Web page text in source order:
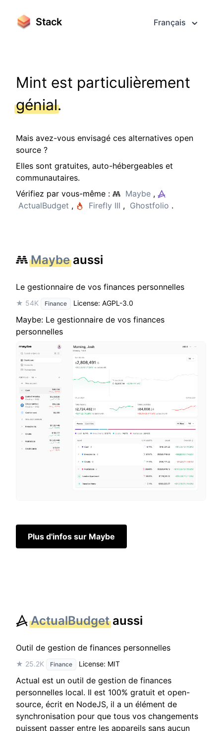
Stack Français
Mint est particulièrement
génial.
Mais avez-vous envisagé ces alternatives open
source ?
Elles sont gratuites, auto-hébergeables et
communautaires.
Vérifiez par vous-même :
Maybe ,
ActualBudget , Firefly III , Ghostfolio .
Maybeaussi
Le gestionnaire de vos finances personnelles
★ 54K Finance License: AGPL-3.0
Maybe: Le gestionnaire de vos finances
personnelles
Plus d'infos sur Maybe
ActualBudgetaussi
Outil de gestion de finances personnelles
★ 25.2K Finance License: MIT
Actual est un outil de gestion de finances
personnelles local. Il est 100% gratuit et open-
source, écrit en NodeJS, il a un élément de
synchronisation pour que tous vos changements
puissent passer entre les appareils sans aucun